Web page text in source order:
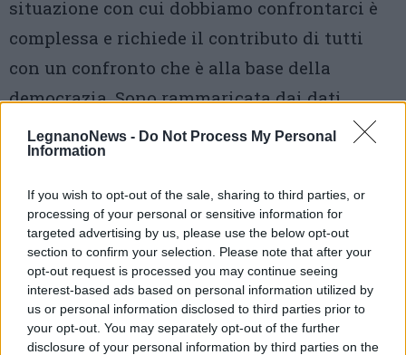
LegnanoNews - Do Not Process My Personal
Information
If you wish to opt-out of the sale, sharing to third parties, or
processing of your personal or sensitive information for
targeted advertising by us, please use the below opt-out
section to confirm your selection. Please note that after your
opt-out request is processed you may continue seeing
interest-based ads based on personal information utilized by
us or personal information disclosed to third parties prior to
your opt-out. You may separately opt-out of the further
disclosure of your personal information by third parties on the
situazione con cui dobbiamo confrontarci è
complessa e richiede il contributo di tutti
con un confronto che è alla base della
democrazia. Sono rammaricata dai dati
sull’affluenza».
marco.corso@varesenews.it 8:55
Vota